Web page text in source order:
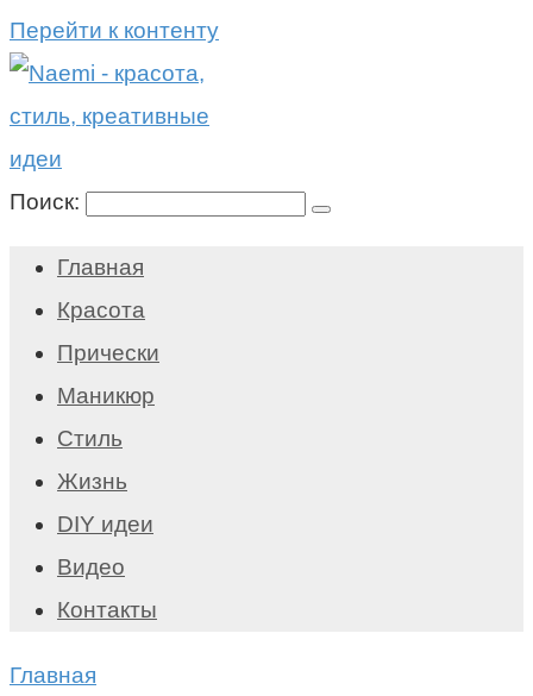
Перейти к контенту
Поиск:
Главная
Красота
Прически
Маникюр
Стиль
Жизнь
DIY идеи
Видео
Контакты
Главная